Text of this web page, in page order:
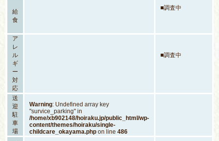
給
食
■調査中
ア
レ
ル
ギ
ー
対
応
■調査中
送
迎
駐
車
場
Warning: Undefined array key
"survice_parking" in
/home/xb902148/hoiraku.jp/public_html/wp-
content/themes/hoiraku/single-
childcare_okayama.phpon line 486